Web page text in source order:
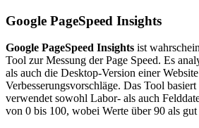
Google PageSpeed Insights
Google PageSpeed Insights ist
Tool zur Messung der Page Speed. Es
als auch die Desktop-Version einer
Verbesserungsvorschläge. Das Tool
verwendet sowohl Labor- als auch
von 0 bis 100, wobei Werte über 90 als gut